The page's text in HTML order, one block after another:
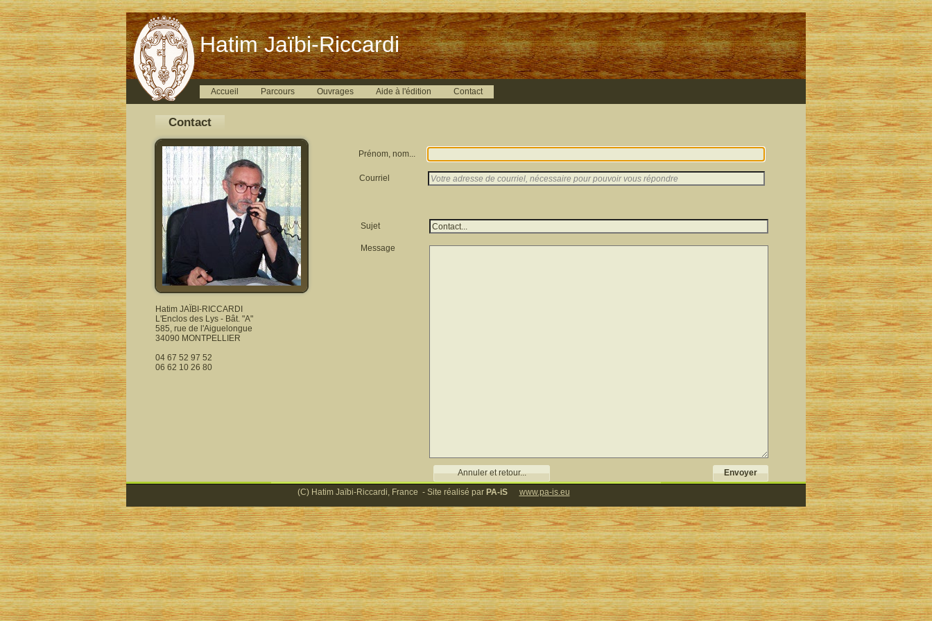
Hatim Jaïbi-Riccardi
Accueil Parcours Ouvrages Aide à l'édition Contact
Contact
Hatim JAÏBI-RICCARDI
L'Enclos des Lys - Bât. "A"
585, rue de l'Aiguelongue
34090 MONTPELLIER
04 67 52 97 52
06 62 10 26 80
Prénom, nom...
Courriel
Sujet
Message
Annuler et retour...
Envoyer
(C) Hatim Jaïbi-Riccardi, France - Site réalisé par PA-iS www.pa-is.eu